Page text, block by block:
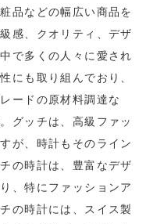
品などの幅広い商品を
感、クオリティ、デザ
で多くの人々に愛され
にも取り組んでおり、
ードの原材料調達な
グッチは、高級ファッ
が、時計もそのライン
の時計は、豊富なデザ
、特にファッションア
の時計には、スイス製